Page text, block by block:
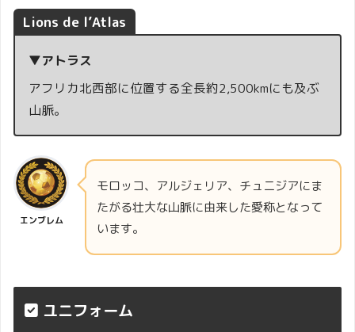
Lions de l’Atlas
▼アトラス
アフリカ北西部に位置する全長約2,500kmにも及ぶ
山脈。
エンブレム
モロッコ、アルジェリア、チュニジアにま
たがる壮大な山脈に由来した愛称となって
います。
ユニフォーム